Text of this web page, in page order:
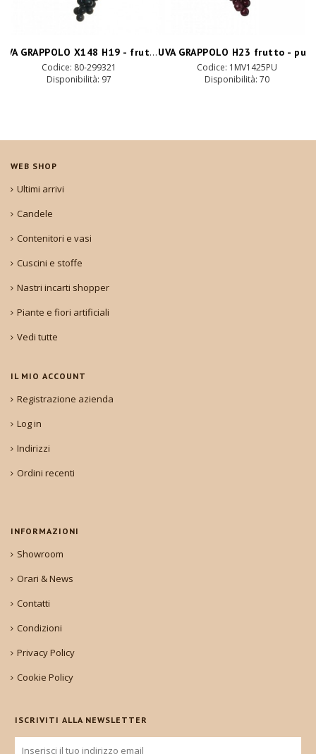
UVA GRAPPOLO X148 H19 - frutto black
Codice: 80-299321
Disponibilità: 97
Codice: 1MV1425PU
Disponibilità: 70
WEB SHOP
Ultimi arrivi
Candele
Contenitori e vasi
Cuscini e stoffe
Nastri incarti shopper
Piante e fiori artificiali
Vedi tutte
IL MIO ACCOUNT
Registrazione azienda
Log in
Indirizzi
Ordini recenti
INFORMAZIONI
Showroom
Orari & News
Contatti
Condizioni
Privacy Policy
Cookie Policy
ISCRIVITI ALLA NEWSLETTER